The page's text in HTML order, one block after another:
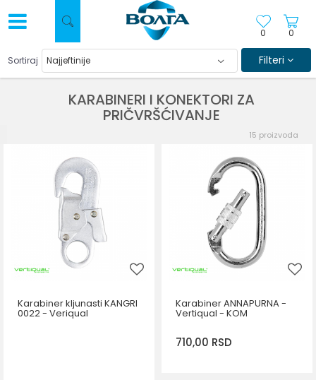
0
0
KARABINERI I KONEKTORI ZA
PRIČVRŠĆIVANJE
Sortiraj Filteri
15 proizvoda
Karabiner kljunasti KANGRI
0022 - Veriqual
Karabiner ANNAPURNA -
Vertiqual - KOM
710,00 RSD